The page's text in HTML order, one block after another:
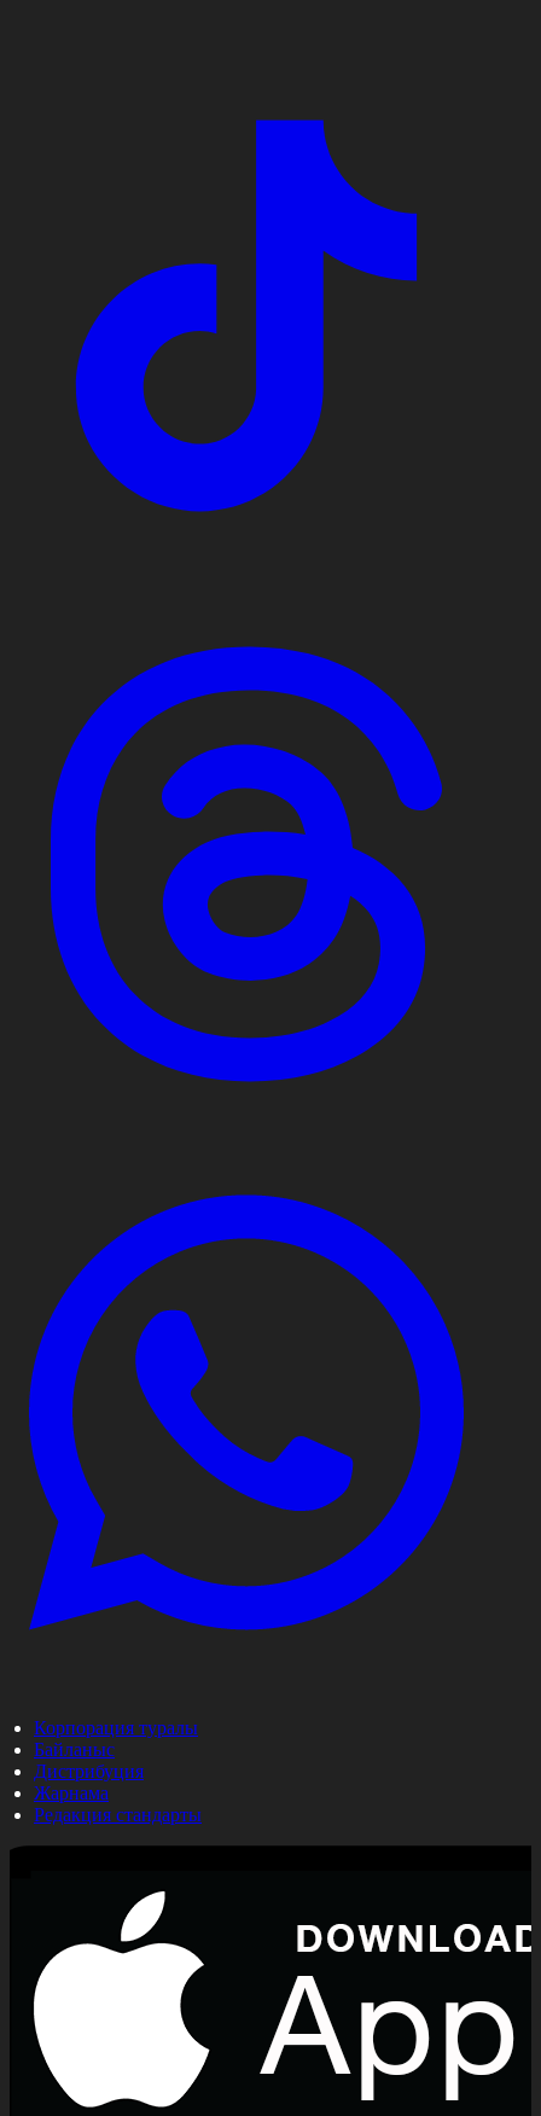
Корпорация туралы
Байланыс
Дистрибуция
Жарнама
Редакция стандарты